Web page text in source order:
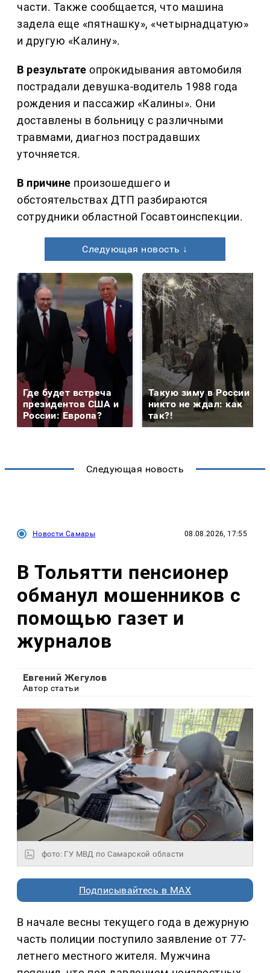
части. Также сообщается, что машина
задела еще «пятнашку», «четырнадцатую»
и другую «Калину».
В результате опрокидывания автомобиля
пострадали девушка-водитель 1988 года
рождения и пассажир «Калины». Они
доставлены в больницу с различными
травмами, диагноз пострадавших
уточняется.
В причине произошедшего и
обстоятельствах ДТП разбираются
сотрудники областной Госавтоинспекции.
Следующая новость ↓
Где будет встреча
президентов США и
России: Европа?
Такую зиму в России
никто не ждал: как
так?!
Следующая новость
Новости Самары 08.08.2026, 17:55
В Тольятти пенсионер
обманул мошенников с
помощью газет и
журналов
Евгений Жегулов
Автор статьи
фото: ГУ МВД по Самарской области
Подписывайтесь в MAX
В начале весны текущего года в дежурную
часть полиции поступило заявление от 77-
летнего местного жителя. Мужчина